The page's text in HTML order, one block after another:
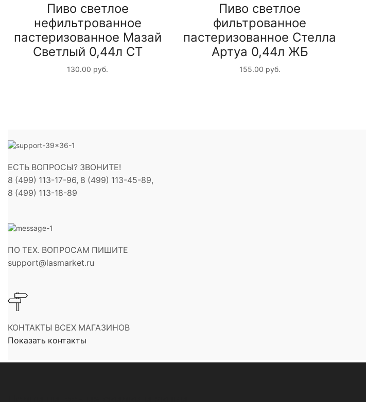
Пиво светлое
нефильтрованное
пастеризованное Мазай
Светлый 0,44л СТ
130.00 руб.
Пиво светлое
фильтрованное
пастеризованное Стелла
Артуа 0,44л ЖБ
155.00 руб.
ЕСТЬ ВОПРОСЫ? ЗВОНИТЕ!
8 (499) 113-17-96, 8 (499) 113-45-89,
8 (499) 113-18-89
ПО ТЕХ. ВОПРОСАМ ПИШИТЕ
support@lasmarket.ru
КОНТАКТЫ ВСЕХ МАГАЗИНОВ
Показать контакты